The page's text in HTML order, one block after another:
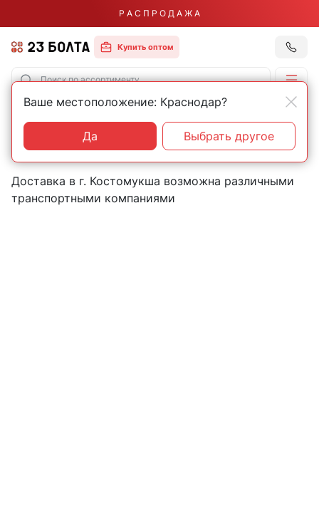
Р А С П Р О Д А Ж А
Купить оптом
Главная Контакты Костомукша
Пункты выдачи товаров в
городе Костомукша
Доставка в г. Костомукша возможна различными
транспортными компаниями
Ваше местоположение: Краснодар?
Да Выбрать другое